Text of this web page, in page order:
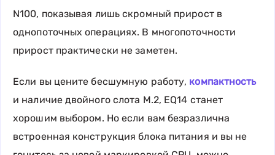
N100, показывая лишь скромный прирост в
однопоточных операциях. В многопоточности
прирост практически не заметен.
Если вы цените бесшумную работу, компактность
и наличие двойного слота M.2, EQ14 станет
хорошим выбором. Но если вам безразлична
встроенная конструкция блока питания и вы не